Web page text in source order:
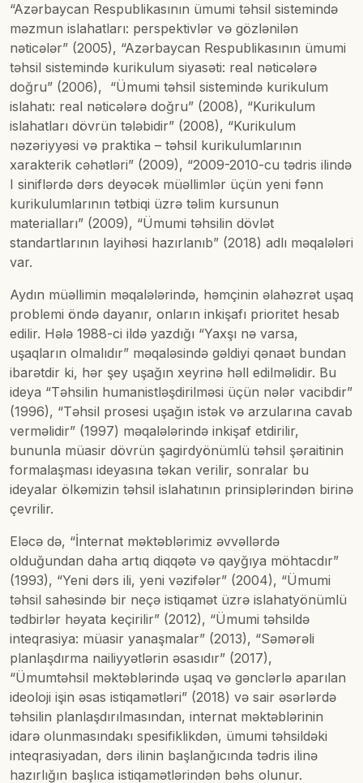
“Azərbaycan Respublikasının ümumi təhsil sistemində
məzmun islahatları: perspektivlər və gözlənilən
nəticələr” (2005), “Azərbaycan Respublikasının ümumi
təhsil sistemində kurikulum siyasəti: real nəticələrə
doğru” (2006), “Ümumi təhsil sistemində kurikulum
islahatı: real nəticələrə doğru” (2008), “Kurikulum
islahatları dövrün tələbidir” (2008), “Kurikulum
nəzəriyyəsi və praktika – təhsil kurikulumlarının
xarakterik cəhətləri” (2009), “2009-2010-cu tədris ilində
I siniflərdə dərs deyəcək müəllimlər üçün yeni fənn
kurikulumlarının tətbiqi üzrə təlim kursunun
materialları” (2009), “Ümumi təhsilin dövlət
standartlarının layihəsi hazırlanıb” (2018) adlı məqalələri
var.
Aydın müəllimin məqalələrində, həmçinin əlahəzrət uşaq
problemi öndə dayanır, onların inkişafı prioritet hesab
edilir. Hələ 1988-ci ildə yazdığı “Yaxşı nə varsa,
uşaqların olmalıdır” məqaləsində gəldiyi qənaət bundan
ibarətdir ki, hər şey uşağın xeyrinə həll edilməlidir. Bu
ideya “Təhsilin humanistləşdirilməsi üçün nələr vacibdir”
(1996), “Təhsil prosesi uşağın istək və arzularına cavab
verməlidir” (1997) məqalələrində inkişaf etdirilir,
bununla müasir dövrün şagirdyönümlü təhsil şəraitinin
formalaşması ideyasına təkan verilir, sonralar bu
ideyalar ölkəmizin təhsil islahatının prinsiplərindən birinə
çevrilir.
Eləcə də, “İnternat məktəblərimiz əvvəllərdə
olduğundan daha artıq diqqətə və qayğıya möhtacdır”
(1993), “Yeni dərs ili, yeni vəzifələr” (2004), “Ümumi
təhsil sahəsində bir neçə istiqamət üzrə islahatyönümlü
tədbirlər həyata keçirilir” (2012), “Ümumi təhsildə
inteqrasiya: müasir yanaşmalar” (2013), “Səmərəli
planlaşdırma nailiyyətlərin əsasıdır” (2017),
“Ümumtəhsil məktəblərində uşaq və gənclərlə aparılan
ideoloji işin əsas istiqamətləri” (2018) və sair əsərlərdə
təhsilin planlaşdırılmasından, internat məktəblərinin
idarə olunmasındakı spesifiklikdən, ümumi təhsildəki
inteqrasiyadan, dərs ilinin başlanğıcında tədris ilinə
hazırlığın başlıca istiqamətlərindən bəhs olunur.